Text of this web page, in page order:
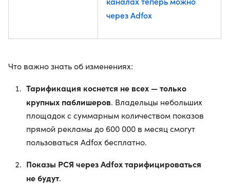
через Adfox
Что важно знать об изменениях:
Тарификация коснется не всех — только
крупных паблишеров. Владельцы небольших
площадок с суммарным количеством показов
прямой рекламы до 600 000 в месяц смогут
пользоваться Adfox бесплатно.
Показы РСЯ через Adfox тарифицироваться
не будут.